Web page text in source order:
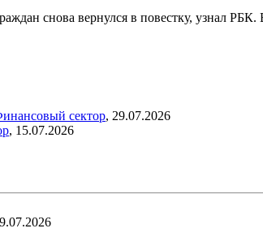
снова вернулся в повестку, узнал
сектор, 29.07.2026
, 15.07.2026